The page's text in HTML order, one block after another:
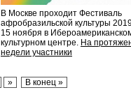
В Москве проходит Фестиваль
афробразильской культуры
15 ноября в
культурном центре. На
недели участники
» В конец »